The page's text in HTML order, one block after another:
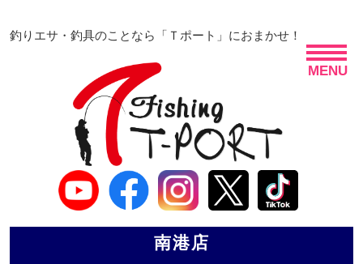
MENU
釣りエサ・釣具のことなら「Ｔポート」におまかせ！
南港店